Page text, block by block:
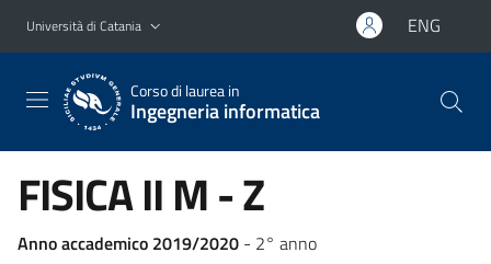
Vai al contenuto principale
Vai al menu di navigazione
Università di Catania ENG
Corso di laurea in
Ingegneria informatica
FISICA II M - Z
Anno accademico 2019/2020 - 2° anno